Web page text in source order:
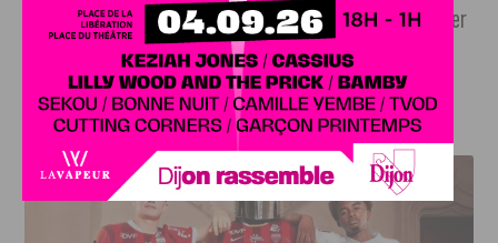
saison 2023/2024 : la JDA Dijon Handball a gagné son premier
match de l’année à domicile avec un score final de 29 à 22.
J'AIME LE DFCO